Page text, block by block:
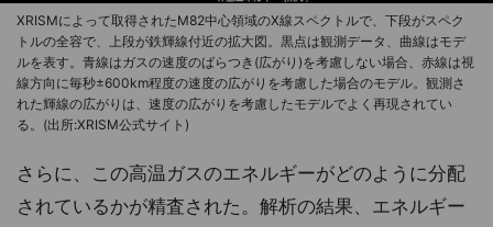
XRISMによって取得されたM82中心領域のX線スペクトルで、下段がスペク
トルの全容で、上段が鉄輝線付近の拡大図。黒点は観測データ、曲線はモデ
ルを表す。青線はガスの速度のばらつき(広がり)を考慮しない場合、赤線は視
線方向に毎秒±600km程度の速度の広がりを考慮した場合のモデル。観測さ
れた輝線の広がりは、速度の広がりを考慮したモデルでよく再現されてい
る。(出所:XRISM公式サイト)
さらに、この高温ガスのエネルギーがどのように分配
されているかが精査された。解析の結果、エネルギー